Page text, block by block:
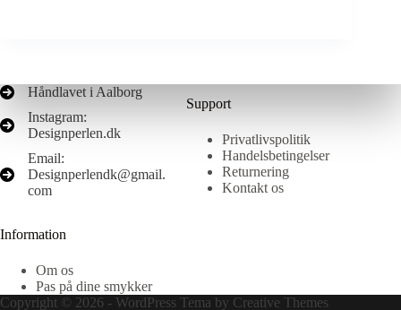
Håndlavet i Aalborg
Instagram:
Designperlen.dk
Email:
Designperlendk@gmail.
com
Support
Privatlivspolitik
Handelsbetingelser
Returnering
Kontakt os
Information
Om os
Pas på dine smykker
Copyright © 2026 - WordPress Tema by Creative Themes